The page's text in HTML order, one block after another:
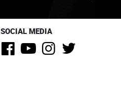
SOCIAL MEDIA